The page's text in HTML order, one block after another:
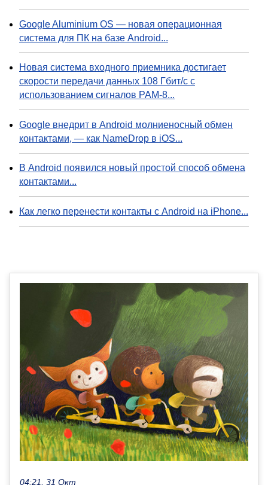
Google Aluminium OS — новая операционная
система для ПК на базе Android...
Новая система входного приемника достигает
скорости передачи данных 108 Гбит/с с
использованием сигналов PAM-8...
Google внедрит в Android молниеносный обмен
контактами, — как NameDrop в iOS...
В Android появился новый простой способ обмена
контактами...
Как легко перенести контакты с Android на iPhone...
04:21, 31 Окт